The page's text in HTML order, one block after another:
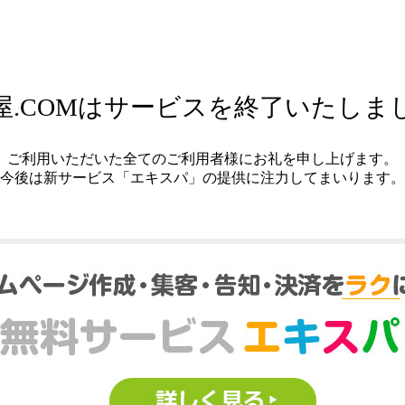
.COMはサービスを終了いたしま
ご利用いただいた全てのご利用者様にお礼を申し上げます。
今後は新サービス「エキスパ」の提供に注力してまいります。